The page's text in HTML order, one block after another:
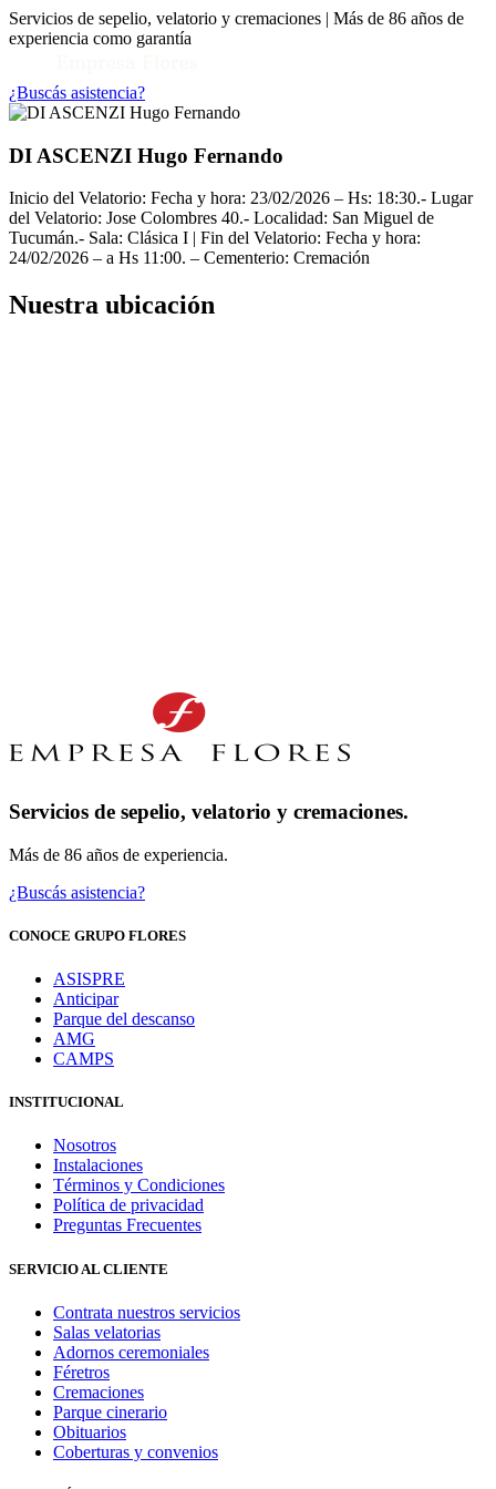
Servicios de sepelio, velatorio y cremaciones | Más de 86 años de
experiencia como garantía
¿Buscás asistencia?
DI ASCENZI Hugo Fernando
Inicio del Velatorio: Fecha y hora: 23/02/2026 – Hs: 18:30.- Lugar
del Velatorio: Jose Colombres 40.- Localidad: San Miguel de
Tucumán.- Sala: Clásica I | Fin del Velatorio: Fecha y hora:
24/02/2026 – a Hs 11:00. – Cementerio: Cremación
Nuestra ubicación
Servicios de sepelio, velatorio y cremaciones.
Más de 86 años de experiencia.
¿Buscás asistencia?
CONOCE GRUPO FLORES
ASISPRE
Anticipar
Parque del descanso
AMG
CAMPS
INSTITUCIONAL
Nosotros
Instalaciones
Términos y Condiciones
Política de privacidad
Preguntas Frecuentes
SERVICIO AL CLIENTE
Contrata nuestros servicios
Salas velatorias
Adornos ceremoniales
Féretros
Cremaciones
Parque cinerario
Obituarios
Coberturas y convenios